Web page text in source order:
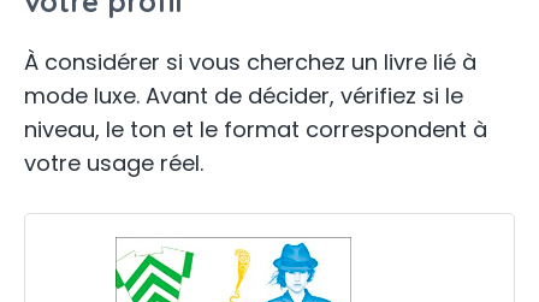
À considérer si vous cherchez un livre lié à
mode luxe. Avant de décider, vérifiez si le
niveau, le ton et le format correspondent à
votre usage réel.